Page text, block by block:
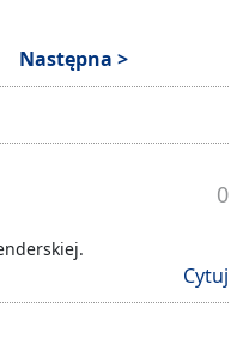
Następna >
0
Cytuj